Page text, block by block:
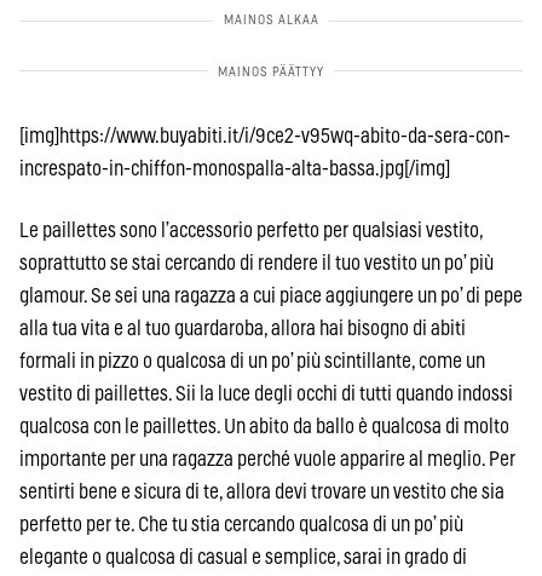
[img]https://www.buyabiti.it/i/9ce2-v95wq-abito-da-sera-con-
increspato-in-chiffon-monospalla-alta-bassa.jpg[/img]
Le paillettes sono l’accessorio perfetto per qualsiasi vestito,
soprattutto se stai cercando di rendere il tuo vestito un po’ più
glamour. Se sei una ragazza a cui piace aggiungere un po’ di pepe
alla tua vita e al tuo guardaroba, allora hai bisogno di abiti
formali in pizzo o qualcosa di un po’ più scintillante, come un
vestito di paillettes. Sii la luce degli occhi di tutti quando indossi
qualcosa con le paillettes. Un abito da ballo è qualcosa di molto
importante per una ragazza perché vuole apparire al meglio. Per
sentirti bene e sicura di te, allora devi trovare un vestito che sia
perfetto per te. Che tu stia cercando qualcosa di un po’ più
elegante o qualcosa di casual e semplice, sarai in grado di